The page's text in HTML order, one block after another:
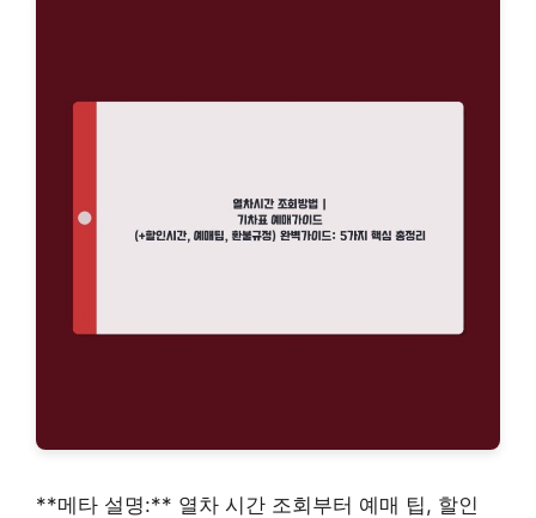
**메타 설명:** 열차 시간 조회부터 예매 팁, 할인